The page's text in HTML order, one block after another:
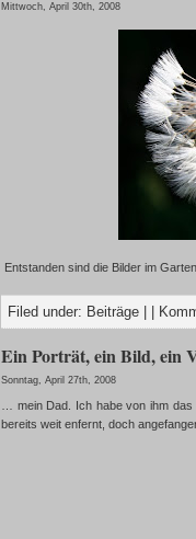
Mittwoch, April 30th, 2008
Entstanden sind die Bilder im
Filed under: Beiträge
Ein Porträt, ein Bild, ein
Sonntag, April 27th, 2008
… mein Dad. Ich habe von ihm
bereits weit enfernt, doch